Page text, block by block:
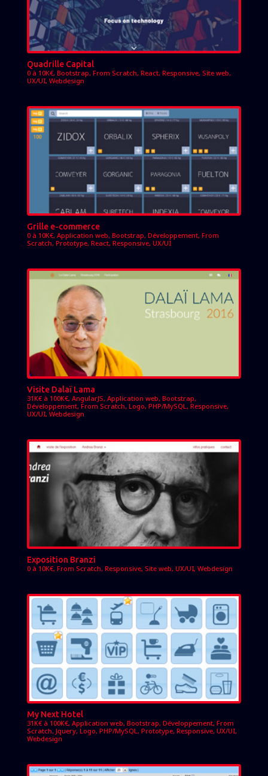
Quadrille Capital
0 à 10K€, Bootstrap, From Scratch, React, Responsive, Site web,
UX/UI, Webdesign
Grille e-commerce
0 à 10K€, Application web, Bootstrap, Développement, From
Scratch, Prototype, React, Responsive, UX/UI
Visite Dalaï Lama
31K€ à 100K€, AngularJS, Application web, Bootstrap,
Développement, From Scratch, Logo, PHP/MySQL , Responsive,
UX/UI,Webdesign
Exposition Branzi
0 à 10K€, From Scratch, Responsive, Site web, UX/UI, Webdesign
My Next Hotel
31K€ à 100K€, Application web, Bootstrap, Développement, From
Scratch, Jquery, Logo, PHP/MySQL , Prototype, Responsive, UX/UI,
Webdesign